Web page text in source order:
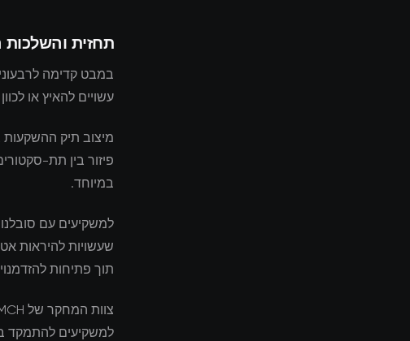
תחזית
במבט קדימה
עשויים להאיץ או
מיצוב תיק ההשקעות
פיזור בין תת-
במיוחד.
למשקיעים עם
שעשויות להיראות
תוך פתיחות
למשקיעים להתמקד